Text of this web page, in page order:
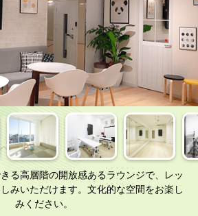
る高層階の開放感あるラウンジで、レッ
みいただけます。文化的な空間をお楽し
みください。